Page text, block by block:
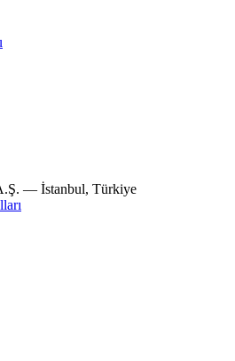
— İstanbul, Türkiye